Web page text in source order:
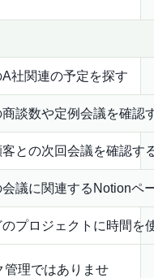
社関連の予定を探す
談数や定例会議を確認
との次回会議を確認す
会議に関連するNotionペ
のプロジェクトに時間を
管理ではありませ